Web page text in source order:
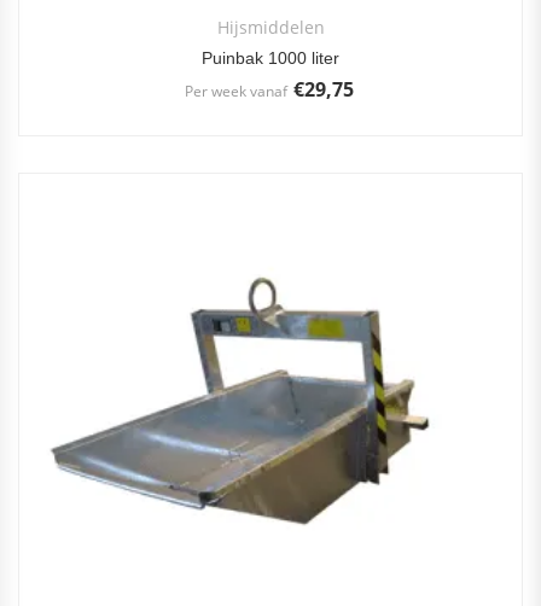
Hijsmiddelen
Puinbak 1000 liter
Per week vanaf €29,75